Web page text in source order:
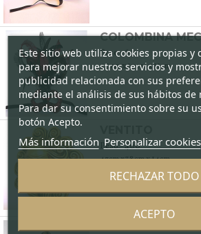
COLOMBINA
Peso - 60
40cm x 17 cm x 11cm
Peso - 400
47cm x38cm x 14cm
LEÓN
Este sitio web utiliza cookies propias y
para mejorar nuestros servicios y
publicidad relacionada con sus
mediante el análisis de sus hábitos de
Para dar su consentimiento sobre su
botón Acepto.
Más información Personalizar cookies
RECHAZAR TODO
ACEPTO